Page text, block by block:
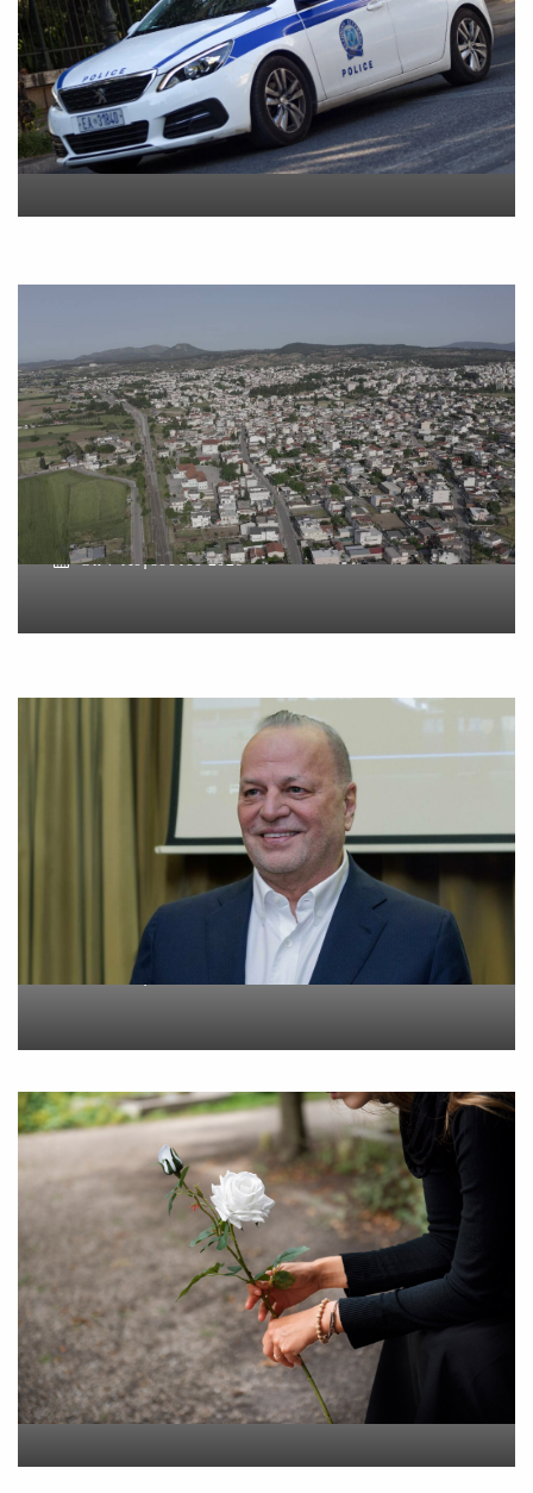
400.000 ευρώ και
κοσμήματα
On 9 Αυγούστου 2026
Σοβαρό επεισόδιο μεταξύ
δύο ανδρών στο κέντρο της
Θήβας
On7 Αυγούστου 2026
Metlen: Σε επίπεδο ρεκόρ
τα EBITDA το εξάμηνο
6 Αυγούστου 2026
“Εφυγε” σε ηλικία 55 ετών
η Βίκυ Σωκρ. Γερασίμου
On5 Αυγούστου 2026